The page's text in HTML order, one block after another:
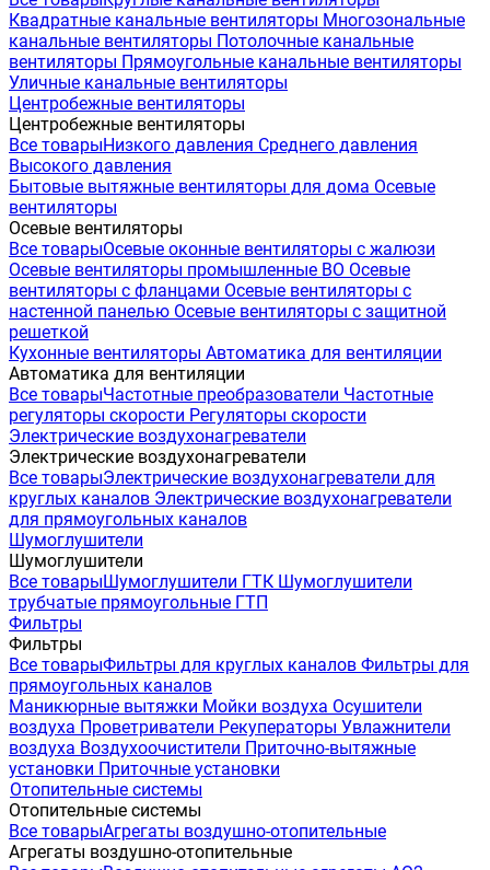
Квадратные канальные вентиляторы Многозональные
канальные вентиляторы Потолочные канальные
вентиляторы Прямоугольные канальные вентиляторы
Уличные канальные вентиляторы
Центробежные вентиляторы
Центробежные вентиляторы
Все товарыНизкого давления Среднего давления
Высокого давления
Бытовые вытяжные вентиляторы для дома Осевые
вентиляторы
Осевые вентиляторы
Все товарыОсевые оконные вентиляторы с жалюзи
Осевые вентиляторы промышленные ВО Осевые
вентиляторы с фланцами Осевые вентиляторы с
настенной панелью Осевые вентиляторы с защитной
решеткой
Кухонные вентиляторы Автоматика для вентиляции
Автоматика для вентиляции
Все товарыЧастотные преобразователи Частотные
регуляторы скорости Регуляторы скорости
Электрические воздухонагреватели
Электрические воздухонагреватели
Все товарыЭлектрические воздухонагреватели для
круглых каналов Электрические воздухонагреватели
для прямоугольных каналов
Шумоглушители
Шумоглушители
Все товарыШумоглушители ГТК Шумоглушители
трубчатые прямоугольные ГТП
Фильтры
Фильтры
Все товарыФильтры для круглых каналов Фильтры для
прямоугольных каналов
Маникюрные вытяжки Мойки воздуха Осушители
воздуха Проветриватели Рекуператоры Увлажнители
воздуха Воздухоочистители Приточно-вытяжные
установки Приточные установки
Отопительные системы
Отопительные системы
Все товарыАгрегаты воздушно-отопительные
Агрегаты воздушно-отопительные